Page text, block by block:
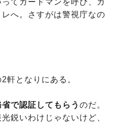
へ。さすがは警視庁なの
軒となりにある。
で認証してもらう のだ。
鋭いわけじゃないけど、